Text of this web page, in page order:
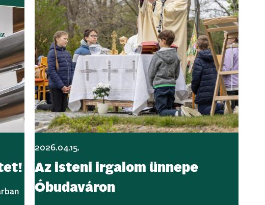
2026.04.15.
Az isteni irgalom ünnepe
Óbudaváron